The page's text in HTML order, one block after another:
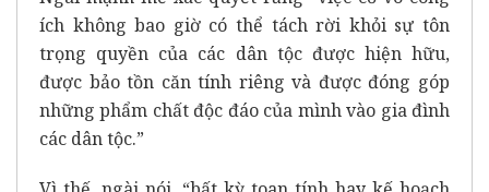
ích không bao giờ có thể tách rời khỏi sự tôn
trọng quyền của các dân tộc được hiện hữu,
được bảo tồn căn tính riêng và được đóng góp
những phẩm chất độc đáo của mình vào gia đình
các dân tộc.”